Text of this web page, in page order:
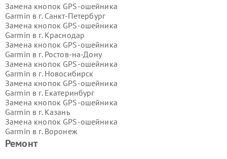
Ремонт
Замена кнопок GPS-ошейника
Garmin в г. Санкт-Петербург
Замена кнопок GPS-ошейника
Garmin в г. Краснодар
Замена кнопок GPS-ошейника
Garmin в г. Ростов-на-Дону
Замена кнопок GPS-ошейника
Garmin в г. Новосибирск
Замена кнопок GPS-ошейника
Garmin в г. Екатеринбург
Замена кнопок GPS-ошейника
Garmin в г. Казань
Замена кнопок GPS-ошейника
Garmin в г. Воронеж
Замена кнопок GPS-ошейника
Garmin в г.